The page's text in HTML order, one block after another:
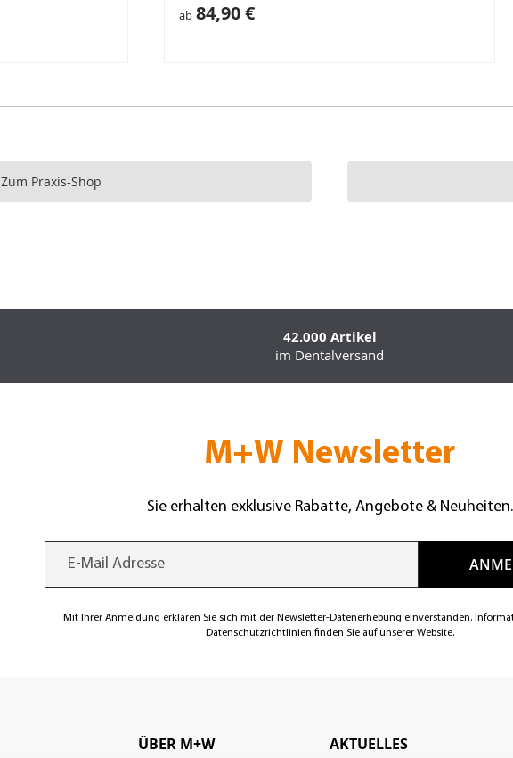
ab 84,90 €
Zum Praxis-Shop
42.000 Artikel
im Dentalversand
M+W Newsletter
Sie erhalten exklusive Rabatte, Angebote & Neuheiten.
Mit Ihrer Anmeldung erklären Sie sich mit der Newsletter-Datenerhebung einverstanden.
Datenschutzrichtlinien finden Sie auf unserer Website.
ÜBER M+W AKTUELLES